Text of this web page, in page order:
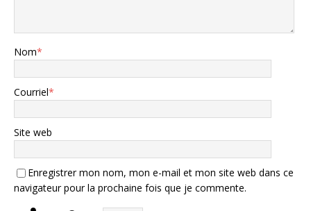
Nom*
Courriel*
Site web
Enregistrer mon nom, mon e-mail et mon site web dans ce
navigateur pour la prochaine fois que je commente.